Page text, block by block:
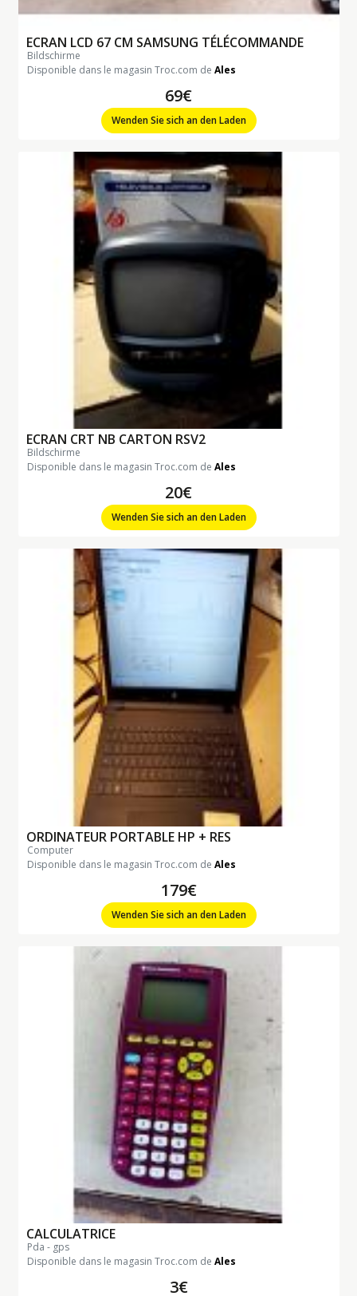
ECRAN LCD 67 CM SAMSUNG TÉLÉCOMMANDE
bildschirme
Disponible dans le magasin Troc.com de Ales
69€
Wenden Sie sich an den Laden
ECRAN CRT NB CARTON RSV2
bildschirme
Disponible dans le magasin Troc.com de Ales
20€
Wenden Sie sich an den Laden
ORDINATEUR PORTABLE HP + RES
computer
Disponible dans le magasin Troc.com de Ales
179€
Wenden Sie sich an den Laden
CALCULATRICE
pda - gps
Disponible dans le magasin Troc.com de Ales
3€